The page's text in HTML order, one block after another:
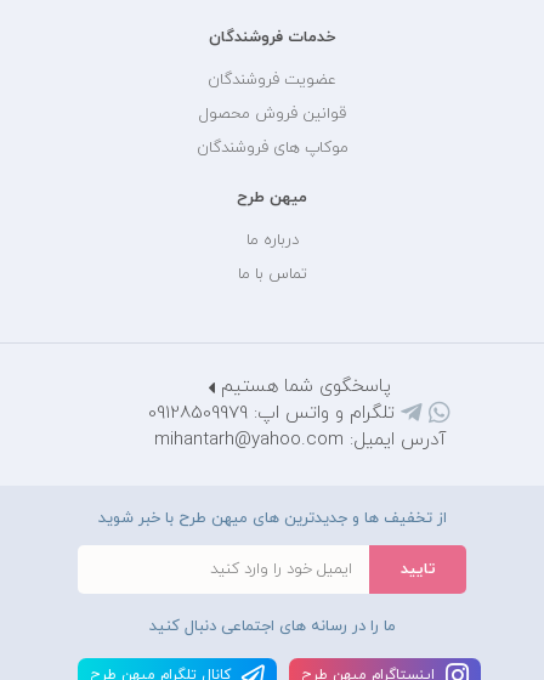
خدمات فروشندگان
عضویت فروشندگان
قوانین فروش محصول
موکاپ های فروشندگان
میهن طرح
درباره ما
تماس با ما
پاسخگوی شما هستیم
تلگرام و واتس اپ: 09128509979
آدرس ایمیل: mihantarh@yahoo.com
از تخفیف ها و جدیدترین های میهن طرح با خبر شوید
ما را در رسانه های اجتماعی دنبال کنید
اينستاگرام ميهن طرح کانال تلگرام ميهن طرح